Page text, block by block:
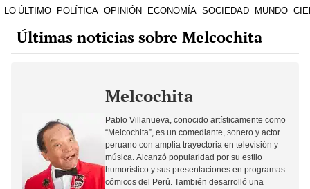
LO ÚLTIMO POLÍTICA OPINIÓN ECONOMÍA SOCIEDAD MUNDO
Últimas noticias sobre Melcochita
Melcochita
Pablo Villanueva, conocido artísticamente como
“Melcochita”, es un comediante, sonero y actor
peruano con amplia trayectoria en televisión y
música. Alcanzó popularidad por su estilo
humorístico y sus presentaciones en programas
cómicos del Perú. También desarrolló una